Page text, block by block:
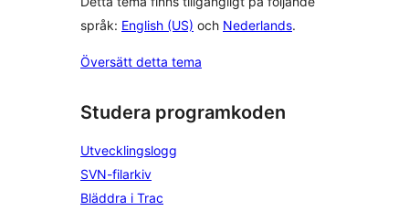
språk: English (US) och Nederlands.
Översätt detta tema
Studera programkoden
Utvecklingslogg
SVN-filarkiv
Bläddra i Trac